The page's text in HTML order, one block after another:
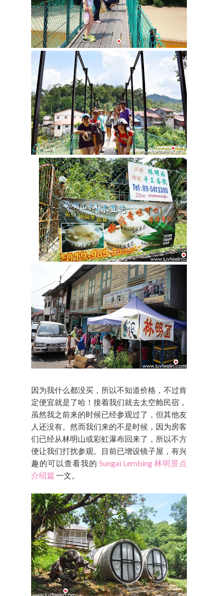
因为我什么都没买，所以不知道价格，不过肯
定便宜就是了哈！接着我们就去太空舱民宿，
虽然我之前来的时候已经参观过了，但其他友
人还没有。然而我们来的不是时候，因为房客
们已经从林明山或彩虹瀑布回来了，所以不方
便让我们打扰参观。目前已增设镜子屋，有兴
趣的可以查看我的 Sungai Lembing 林明景点
介绍篇 一文。